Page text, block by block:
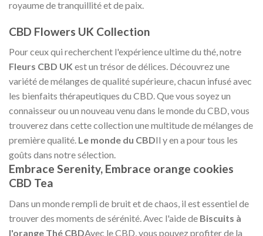
royaume de tranquillité et de paix.
CBD Flowers UK Collection
Pour ceux qui recherchent l'expérience ultime du thé, notre
Fleurs CBD UK est un trésor de délices. Découvrez une
variété de mélanges de qualité supérieure, chacun infusé avec
les bienfaits thérapeutiques du CBD. Que vous soyez un
connaisseur ou un nouveau venu dans le monde du CBD, vous
trouverez dans cette collection une multitude de mélanges de
première qualité. Le monde du CBDIl y en a pour tous les
goûts dans notre sélection.
Embrace Serenity, Embrace orange cookies
CBD Tea
Dans un monde rempli de bruit et de chaos, il est essentiel de
trouver des moments de sérénité. Avec l'aide de Biscuits à
l'orange Thé CBDAvec le CBD, vous pouvez profiter de la